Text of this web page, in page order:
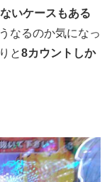
いケースもある
なるのか気になっ
と8カウントしか